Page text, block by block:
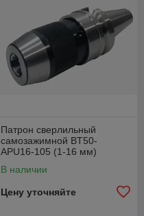
Патрон сверлильный
самозажимной BT50-
APU16-105 (1-16 мм)
В наличии
Цену уточняйте